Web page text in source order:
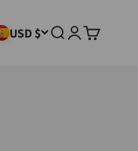
USD $ 検索ログイン
カート